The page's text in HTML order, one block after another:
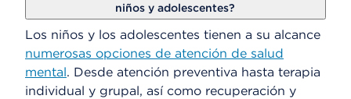
niños y adolescentes?
Los niños y los adolescentes tienen a su alcance
numerosas opciones de atención de salud
mental. Desde atención preventiva hasta terapia
individual y grupal, así como recuperación y